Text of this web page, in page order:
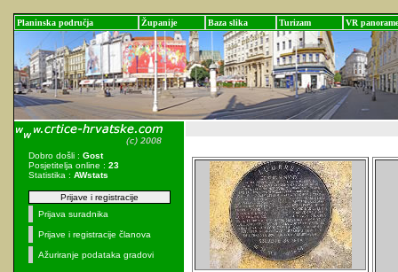
Planinska područja Županije Baza slika Turizam VR panorame
Dobro došli : Gost
Posjetitelja online : 23
Statistika : AWstats
Prijave i registracije
Prijava suradnika
Prijave i registracije članova
Ažuriranje podataka gradovi